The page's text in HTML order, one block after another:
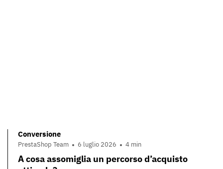
Conversione
PrestaShop Team 6 luglio 2026 4 min
A cosa assomiglia un percorso d’acquisto